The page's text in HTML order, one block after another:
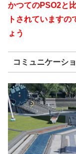
かつてのPSO2と
トされています
ょう
コミュニケーシ